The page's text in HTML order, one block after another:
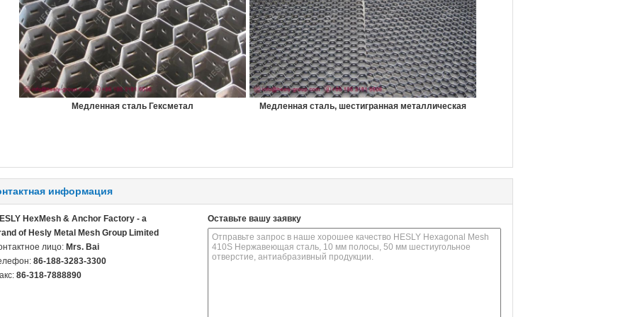
Медленная сталь Гексметал Медленная сталь, шестигранная металлическая
информация
HexMesh & Anchor Factory - a
of Hesly Metal Mesh Group Limited
лицо: Mrs. Bai
86-188-3283-3300
86-318-7888890
Оставьте вашу заявку